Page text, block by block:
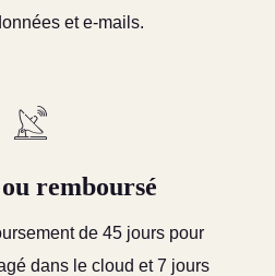
et e-mails.
remboursé
de 45 jours pour
dans le cloud et 7 jours